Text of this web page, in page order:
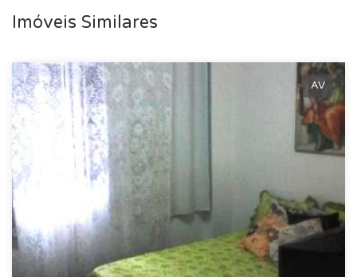
Imóveis Similares
AV